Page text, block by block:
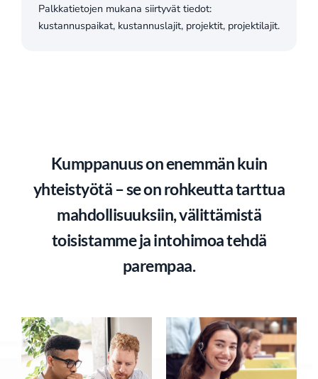
Palkkatietojen mukana siirtyvät tiedot:
kustannuspaikat, kustannuslajit, projektit, projektilajit.
Kumppanuus on enemmän kuin
yhteistyötä – se on rohkeutta tarttua
mahdollisuuksiin, välittämistä
toisistamme ja intohimoa tehdä
parempaa.